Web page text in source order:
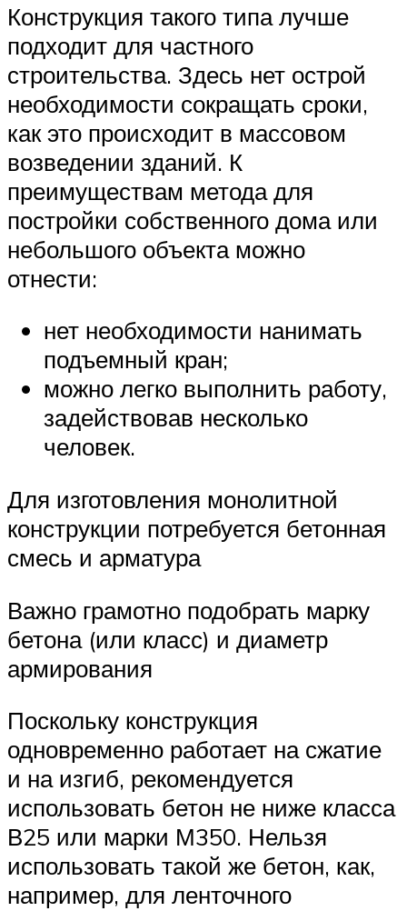
Конструкция такого типа лучше
подходит для частного
строительства. Здесь нет острой
необходимости сокращать сроки,
как это происходит в массовом
возведении зданий. К
преимуществам метода для
постройки собственного дома или
небольшого объекта можно
отнести:
нет необходимости нанимать
подъемный кран;
можно легко выполнить работу,
задействовав несколько
человек.
Для изготовления монолитной
конструкции потребуется бетонная
смесь и арматура
Важно грамотно подобрать марку
бетона (или класс) и диаметр
армирования
Поскольку конструкция
одновременно работает на сжатие
и на изгиб, рекомендуется
использовать бетон не ниже класса
В25 или марки М350. Нельзя
использовать такой же бетон, как,
например, для ленточного